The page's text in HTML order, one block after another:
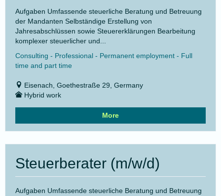
Aufgaben Umfassende steuerliche Beratung und Betreuung
der Mandanten Selbständige Erstellung von
Jahresabschlüssen sowie Steuererklärungen Bearbeitung
komplexer steuerlicher und...
Consulting - Professional - Permanent employment - Full
time and part time
Eisenach, Goethestraße 29, Germany
Hybrid work
More
Steuerberater (m/w/d)
Aufgaben Umfassende steuerliche Beratung und Betreuung